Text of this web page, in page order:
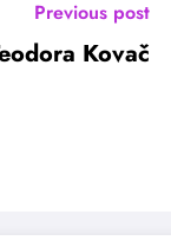
Previous post
Kovač